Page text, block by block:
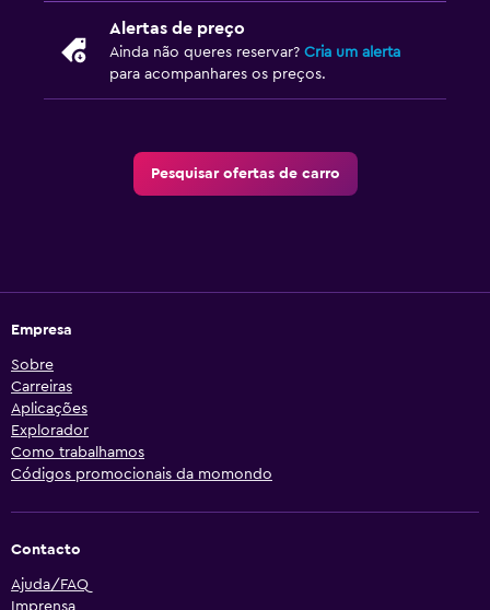
Alertas de preço
Ainda não queres reservar? Cria um alerta
para acompanhares os preços.
Pesquisar ofertas de carro
Empresa
Sobre
Carreiras
Aplicações
Explorador
Como trabalhamos
Códigos promocionais da momondo
Contacto
Ajuda/FAQ